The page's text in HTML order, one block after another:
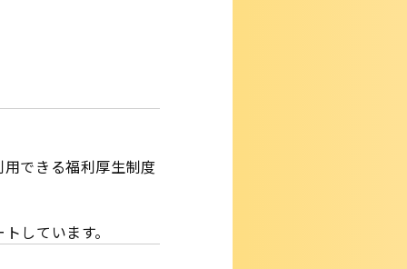
できる福利厚生制度
しています。